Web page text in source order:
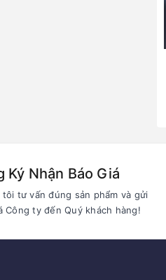
Ký Nhận Báo Giá
tôi tư vấn đúng sản phẩm và gửi
Công ty đến Quý khách hàng!